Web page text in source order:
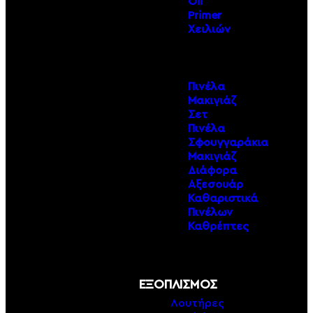
Primer
Χειλιών
Πινέλα
Μακιγιάζ
Σετ
Πινέλα
Σφουγγαράκια
Μακιγιάζ
Διάφορα
Αξεσουάρ
Καθαριστικά
Πινέλων
Καθρέπτες
ΕΞΟΠΛΙΣΜΟΣ
Λουτήρες